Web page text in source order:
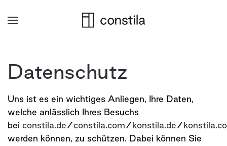
Datenschutz
Uns ist es ein wichtiges Anliegen, Ihre Daten,
welche anlässlich Ihres Besuchs
bei constila.de/constila.com/konstila.de/
werden können, zu schützen. Dabei können Sie